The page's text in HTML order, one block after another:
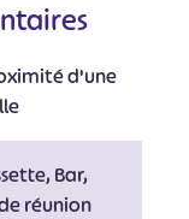
d'une
Bar,
réunion